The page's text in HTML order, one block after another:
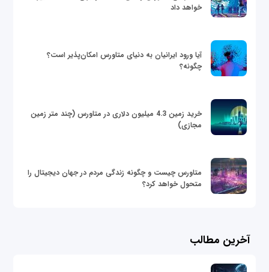
خواهد داد
آیا ورود ایرانیان به دنیای متاورس امکان‌پذیر است؟
چگونه؟
خرید زمین 4.3 میلیون دلاری در متاورس (چند متر زمین
مجازی)
متاورس چیست و چگونه زندگی مردم در جهان دیجیتال را
متحول خواهد کرد؟
آخرین مطالب